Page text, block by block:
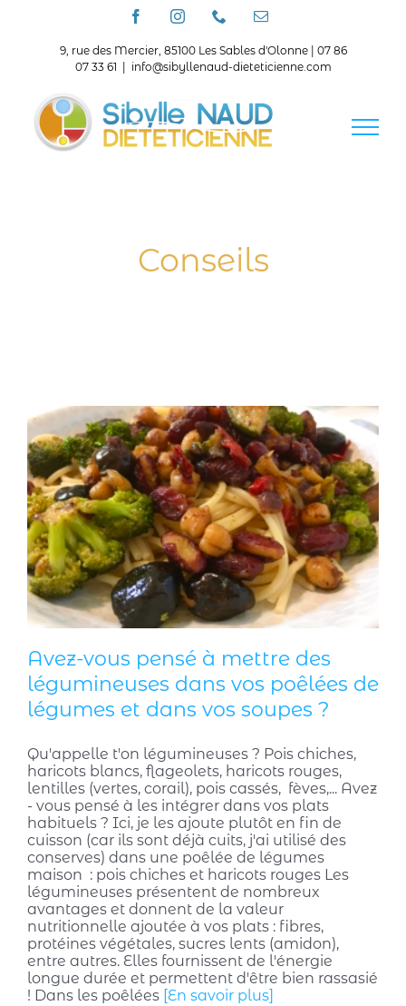
FacebookInstagramTéléphoneEmail
9, rue des Mercier, 85100 Les Sables d'Olonne | 07 86
07 33 61
info@sibyllenaud-dieteticienne.com
Conseils
Avez-vous pensé à mettre des
légumineuses dans vos poêlées de
légumes et dans vos soupes ?
Qu'appelle t'on légumineuses ? Pois chiches,
haricots blancs, flageolets, haricots rouges,
lentilles (vertes, corail), pois cassés, fèves,... Avez
- vous pensé à les intégrer dans vos plats
habituels ? Ici, je les ajoute plutôt en fin de
cuisson (car ils sont déjà cuits, j'ai utilisé des
conserves) dans une poêlée de légumes
maison : pois chiches et haricots rouges Les
légumineuses présentent de nombreux
avantages et donnent de la valeur
nutritionnelle ajoutée à vos plats : fibres,
protéines végétales, sucres lents (amidon),
entre autres. Elles fournissent de l'énergie
longue durée et permettent d'être bien rassasié
! Dans les poêlées [En savoir plus]